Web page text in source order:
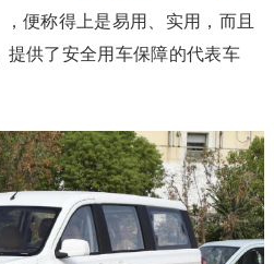
，便称得上是易用、实用，而且
提供了安全用车保障的代表车